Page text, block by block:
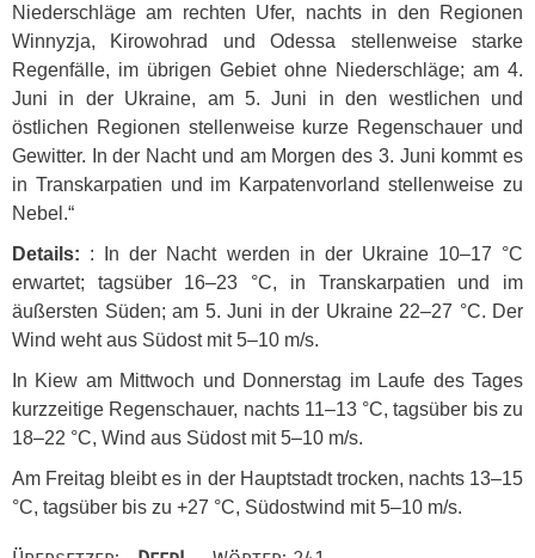
Niederschläge am rechten Ufer, nachts in den Regionen
Winnyzja, Kirowohrad und Odessa stellenweise starke
Regenfälle, im übrigen Gebiet ohne Niederschläge; am 4.
Juni in der Ukraine, am 5. Juni in den westlichen und
östlichen Regionen stellenweise kurze Regenschauer und
Gewitter. In der Nacht und am Morgen des 3. Juni kommt es
in Transkarpatien und im Karpatenvorland stellenweise zu
Nebel.“
Details: : In der Nacht werden in der Ukraine 10–17 °C
erwartet; tagsüber 16–23 °C, in Transkarpatien und im
äußersten Süden; am 5. Juni in der Ukraine 22–27 °C. Der
Wind weht aus Südost mit 5–10 m/s.
In Kiew am Mittwoch und Donnerstag im Laufe des Tages
kurzzeitige Regenschauer, nachts 11–13 °C, tagsüber bis zu
18–22 °C, Wind aus Südost mit 5–10 m/s.
Am Freitag bleibt es in der Hauptstadt trocken, nachts 13–15
°C, tagsüber bis zu +27 °C, Südostwind mit 5–10 m/s.